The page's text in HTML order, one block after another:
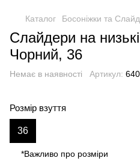
Каталог Босоніжки та
Слайдери на
Чорний, 36
Немає в наявності Артикул:
Розмір взуття
36
*Важливо про розміри